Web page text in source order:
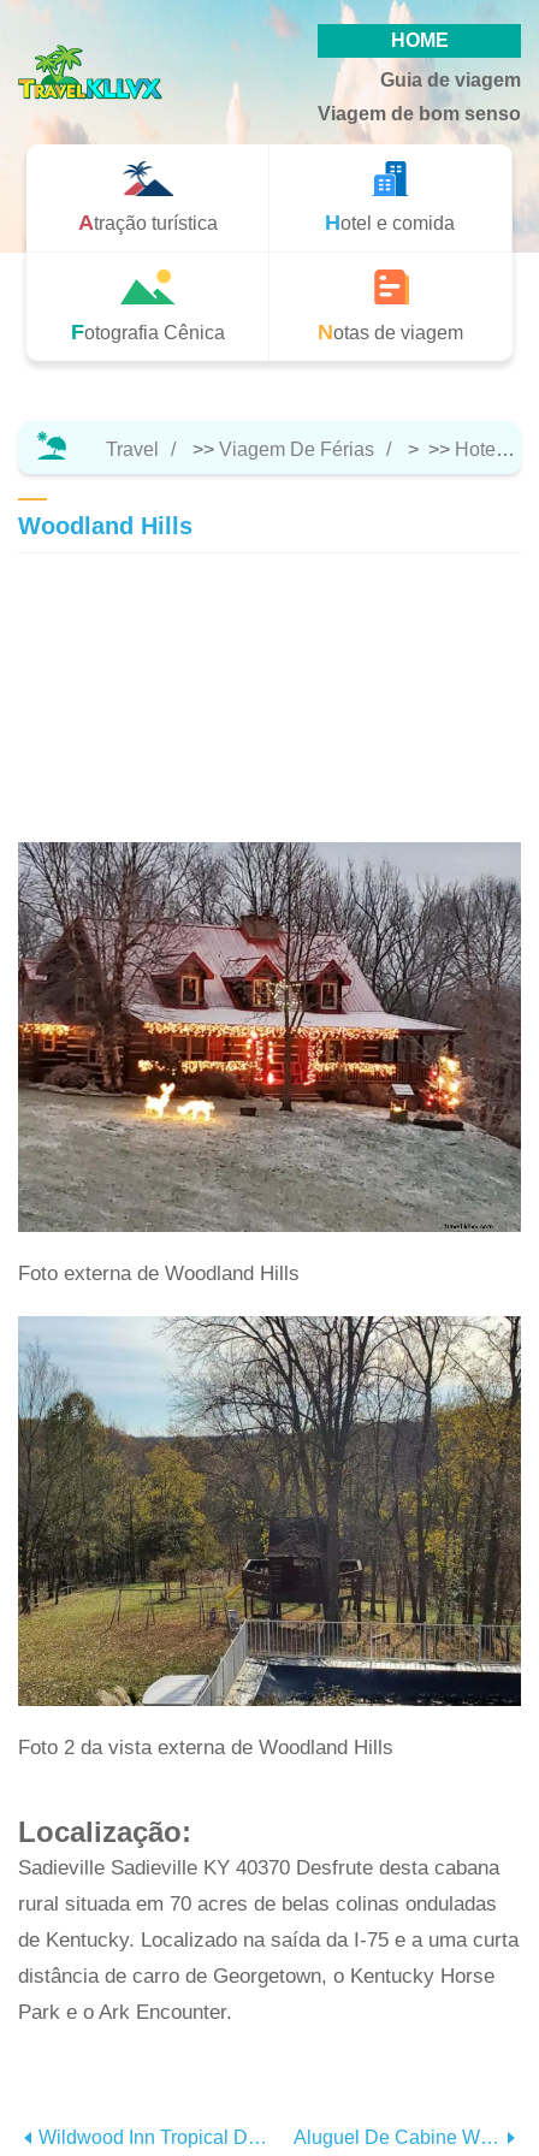
HOME
Guia de viagem
Viagem de bom senso
Atração turística Hotel e comida
Fotografia Cênica Notas de viagem
Travel >> Viagem De Férias > >> Hotel E Comida
Woodland Hills
Foto externa de Woodland Hills
Foto 2 da vista externa de Woodland Hills
Localização:
Sadieville Sadieville KY 40370 Desfrute desta cabana
rural situada em 70 acres de belas colinas onduladas
de Kentucky. Localizado na saída da I-75 e a uma curta
distância de carro de Georgetown, o Kentucky Horse
Park e o Ark Encounter.
Wildwood Inn Tropical Dome E Suítes Temáticas Aluguel De Cabine Wilson